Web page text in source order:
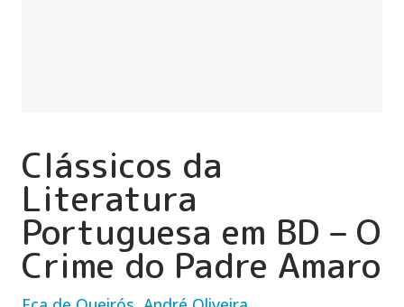
Clássicos da
Literatura
Portuguesa em BD – O
Crime do Padre Amaro